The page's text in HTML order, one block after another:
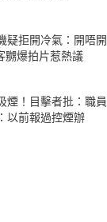
疑拒開冷氣：開唔開
爆拍片惹熱議
煙！目擊者批：職員
前報過控煙辦